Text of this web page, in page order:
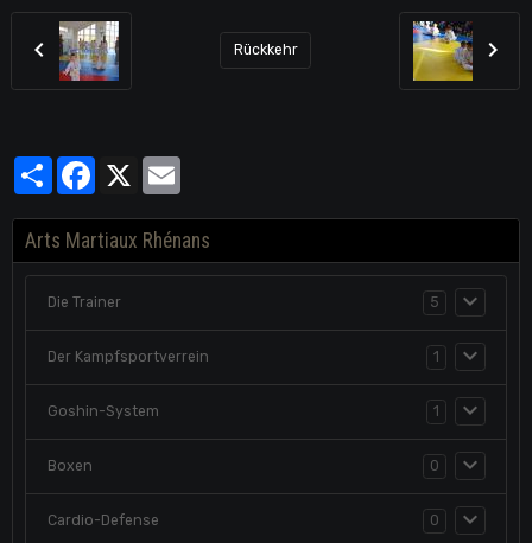
Rückkehr
PartagerFacebook
Arts Martiaux Rhénans
Die Trainer 5
Der Kampfsportverrein 1
Goshin-System 1
Boxen 0
Cardio-Defense 0